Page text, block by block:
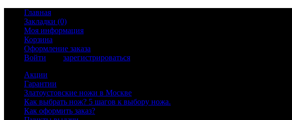
Главная
Закладки (0)
Моя информация
Корзина
Оформление заказа
Войти
зарегистрироваться
Акции
Гарантии
Златоустовские ножи в Москве
Как выбрать нож? 5 шагов к выбору ножа.
Как оформить заказ?